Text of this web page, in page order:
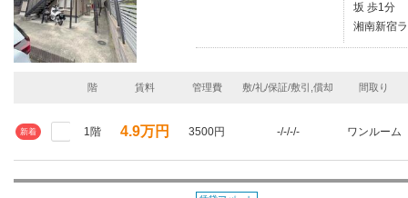
坂 歩1分
湘南新宿
階 賃料 管理費 敷/礼/保証/敷引,償却 間取り
新着 1階 4.9万円 3500円 -/-/-/- ワンルーム